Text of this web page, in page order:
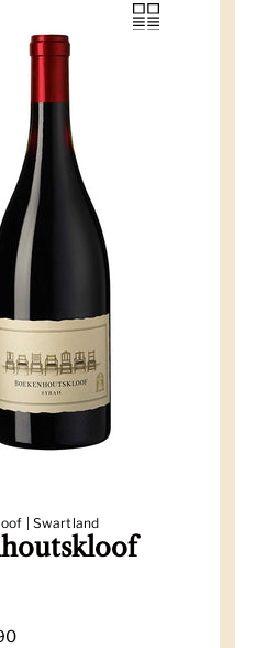
| Swartland